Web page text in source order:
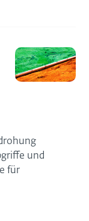
und
für